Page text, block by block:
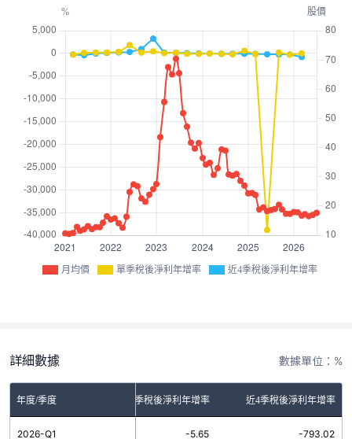
月均價 單季稅後淨利年增率 近4季稅後淨利年增率
詳細數據 數據單位：%
年度/季度 單季稅後淨利年增率 近4季稅後淨利年增率
2026-Q1 -5.65 -793.02